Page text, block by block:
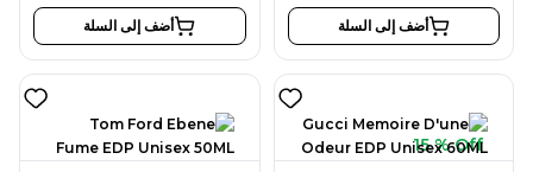
أضف إلى السلة أضف إلى السلة
15 % Off